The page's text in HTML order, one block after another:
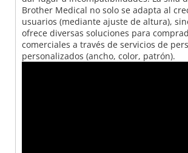
Brother Medical no solo se adapta al
usuarios (mediante ajuste de altura),
ofrece diversas soluciones para
comerciales a través de servicios de
personalizados (ancho, color, patrón).